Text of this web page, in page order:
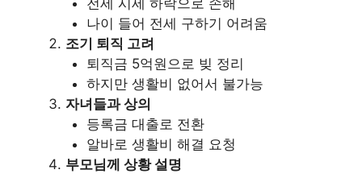
전세 시세 하락으로 손해
나이 들어 전세 구하기 어려움
조기 퇴직 고려
퇴직금 5억원으로 빚 정리
하지만 생활비 없어서 불가능
자녀들과 상의
등록금 대출로 전환
알바로 생활비 해결 요청
부모님께 상황 설명